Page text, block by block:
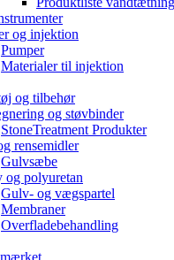
og injektion
Pumper
Materialer til injektion
og tilbehør
og støvbinder
StoneTreatment Produkter
rensemidler
Gulvsæbe
og polyuretan
Gulv- og vægspartel
Membraner
Overfladebehandling